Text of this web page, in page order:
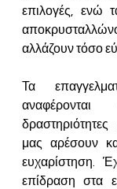
επιλογές, ενώ
αλλάζουν τόσο
Τα
αναφέρονται
μας αρέσουν
ευχαρίστηση.
επίδραση στα